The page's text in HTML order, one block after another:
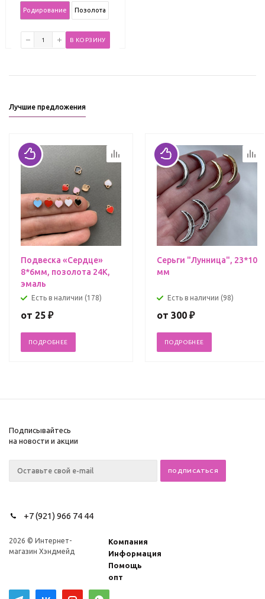
Родирование Позолота
В КОРЗИНУ
Лучшие предложения
Подвеска «Сердце»
8*6мм, позолота 24К,
эмаль
Есть в наличии (178)
от 25 ₽
ПОДРОБНЕЕ
Серьги "Лунница", 23*10
мм
Есть в наличии (98)
от 300 ₽
ПОДРОБНЕЕ
Подписывайтесь
на новости и акции
+7 (921) 966 74 44
2026 © Интернет-
магазин Хэндмейд
Компания
Информация
Помощь
опт